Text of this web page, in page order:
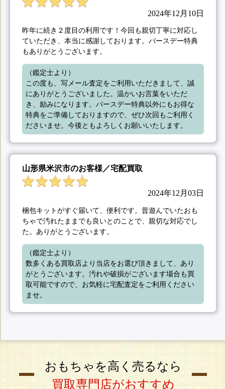
2024年12月10日
昨年に続き２度目の利用です！今回も親切丁寧に対応し
ていただき、本当に感謝しております。バースデー特典
もありがとうございます。
（鑑定士より）
この度も、写メール査定をご利用いただきまして、誠
にありがとうございました。温かいお言葉をいただ
き、励みになります。バースデー特典以外にもお得な
特典をご準備しておりますので、ぜひ次回もご利用く
ださいませ。今後ともよろしくお願いいたします。
山形県米沢市のお客様／宅配買取
2024年12月03日
梱包キットがすぐ届いて、便利です。昔遊んでいたおも
ちゃで汚れたままでも良いとのことで、親切な対応でし
た。ありがとうございます。
（鑑定士より）
数多くある買取店より当店をお選び頂きまして、あり
がとうございます。汚れや破損がございます場合も買
取可能ですので、お気軽に宅配査定をご利用ください
ませ。
おもちゃを高く売るなら
買取専門店がおすすめ